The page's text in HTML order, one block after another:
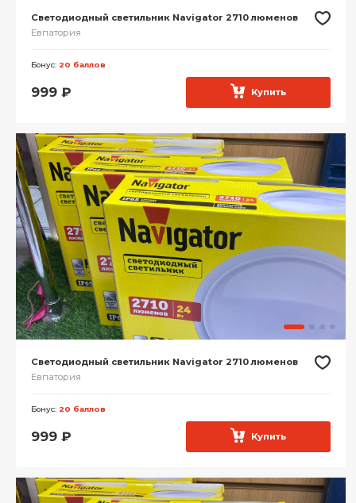
Светодиодный светильник Navigator 2710 люменов
Евпатория
Бонус: 20 баллов
999 ₽ Купить
Светодиодный светильник Navigator 2710 люменов
Евпатория
Бонус: 20 баллов
999 ₽ Купить